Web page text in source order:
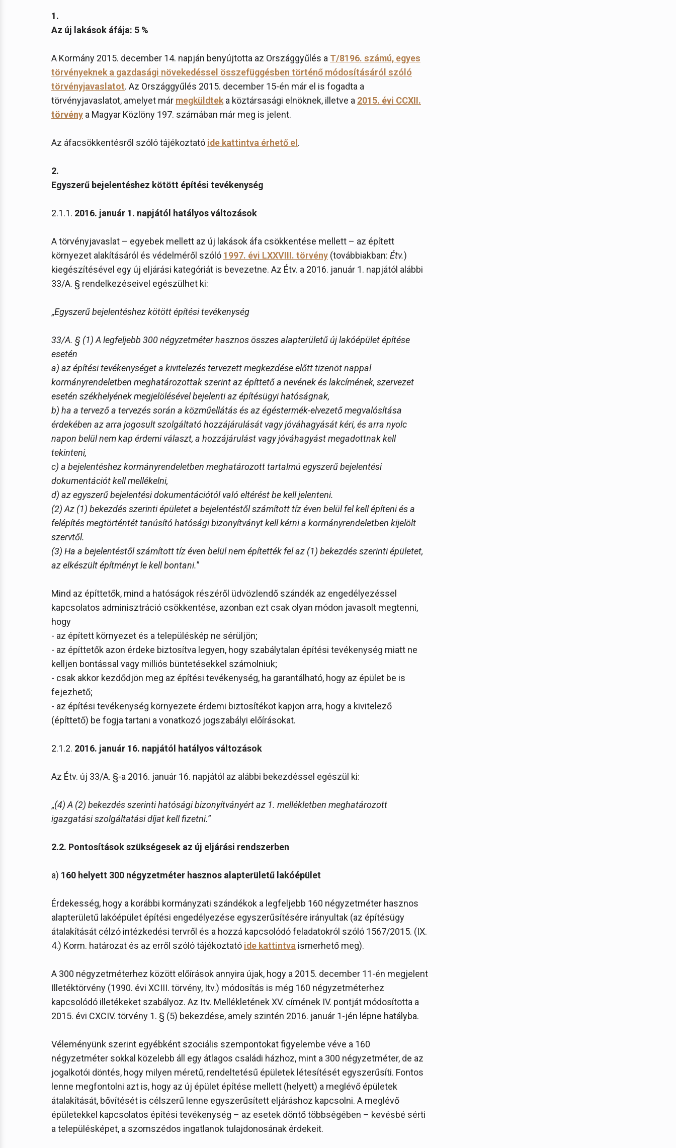
1.
Az új lakások áfája: 5 %
A Kormány 2015. december 14. napján benyújtotta az Országgyűlés a T/8196. számú, egyes
törvényeknek a gazdasági növekedéssel összefüggésben történő módosításáról szóló
törvényjavaslatot. Az Országgyűlés 2015. december 15-én már el is fogadta a
törvényjavaslatot, amelyet már megküldtek a köztársasági elnöknek, illetve a 2015. évi CCXII.
törvény a Magyar Közlöny 197. számában már meg is jelent.
Az áfacsökkentésről szóló tájékoztató ide kattintva érhető el .
2.
Egyszerű bejelentéshez kötött építési tevékenység
2.1.1. 2016. január 1. napjától hatályos változások
A törvényjavaslat – egyebek mellett az új lakások áfa csökkentése mellett – az épített
környezet alakításáról és védelméről szóló 1997. évi LXXVIII. törvény (továbbiakban: Étv.)
kiegészítésével egy új eljárási kategóriát is bevezetne. Az Étv. a 2016. január 1. napjától alábbi
33/A. § rendelkezéseivel egészülhet ki:
„Egyszerű bejelentéshez kötött építési tevékenység
33/A. § (1) A legfeljebb 300 négyzetméter hasznos összes alapterületű új lakóépület építése
esetén
a) az építési tevékenységet a kivitelezés tervezett megkezdése előtt tizenöt nappal
kormányrendeletben meghatározottak szerint az építtető a nevének és lakcímének, szervezet
esetén székhelyének megjelölésével bejelenti az építésügyi hatóságnak,
b) ha a tervező a tervezés során a közműellátás és az égéstermék-elvezető megvalósítása
érdekében az arra jogosult szolgáltató hozzájárulását vagy jóváhagyását kéri, és arra nyolc
napon belül nem kap érdemi választ, a hozzájárulást vagy jóváhagyást megadottnak kell
tekinteni,
c) a bejelentéshez kormányrendeletben meghatározott tartalmú egyszerű bejelentési
dokumentációt kell mellékelni,
d) az egyszerű bejelentési dokumentációtól való eltérést be kell jelenteni.
(2) Az (1) bekezdés szerinti épületet a bejelentéstől számított tíz éven belül fel kell építeni és a
felépítés megtörténtét tanúsító hatósági bizonyítványt kell kérni a kormányrendeletben kijelölt
szervtől.
(3) Ha a bejelentéstől számított tíz éven belül nem építették fel az (1) bekezdés szerinti épületet,
az elkészült építményt le kell bontani.”
Mind az építtetők, mind a hatóságok részéről üdvözlendő szándék az engedélyezéssel
kapcsolatos adminisztráció csökkentése, azonban ezt csak olyan módon javasolt megtenni,
hogy
- az épített környezet és a településkép ne sérüljön;
- az építtetők azon érdeke biztosítva legyen, hogy szabálytalan építési tevékenység miatt ne
kelljen bontással vagy milliós büntetésekkel számolniuk;
- csak akkor kezdődjön meg az építési tevékenység, ha garantálható, hogy az épület be is
fejezhető;
- az építési tevékenység környezete érdemi biztosítékot kapjon arra, hogy a kivitelező
(építtető) be fogja tartani a vonatkozó jogszabályi előírásokat.
2.1.2. 2016. január 16. napjától hatályos változások
Az Étv. új 33/A. §-a 2016. január 16. napjától az alábbi bekezdéssel egészül ki:
„(4) A (2) bekezdés szerinti hatósági bizonyítványért az 1. mellékletben meghatározott
igazgatási szolgáltatási díjat kell fizetni.”
2.2. Pontosítások szükségesek az új eljárási rendszerben
a) 160 helyett 300 négyzetméter hasznos alapterületű lakóépület
Érdekesség, hogy a korábbi kormányzati szándékok a legfeljebb 160 négyzetméter hasznos
alapterületű lakóépület építési engedélyezése egyszerűsítésére irányultak (az építésügy
átalakítását célzó intézkedési tervről és a hozzá kapcsolódó feladatokról szóló 1567/2015. (IX.
4.) Korm. határozat és az erről szóló tájékoztató ide kattintva ismerhető meg).
A 300 négyzetméterhez között előírások annyira újak, hogy a 2015. december 11-én megjelent
Illetéktörvény (1990. évi XCIII. törvény, Itv.) módosítás is még 160 négyzetméterhez
kapcsolódó illetékeket szabályoz. Az Itv. Mellékletének XV. címének IV. pontját módosította a
2015. évi CXCIV. törvény 1. § (5) bekezdése, amely szintén 2016. január 1-jén lépne hatályba.
Véleményünk szerint egyébként szociális szempontokat figyelembe véve a 160
négyzetméter sokkal közelebb áll egy átlagos családi házhoz, mint a 300 négyzetméter, de az
jogalkotói döntés, hogy milyen méretű, rendeltetésű épületek létesítését egyszerűsíti. Fontos
lenne megfontolni azt is, hogy az új épület építése mellett (helyett) a meglévő épületek
átalakítását, bővítését is célszerű lenne egyszerűsített eljáráshoz kapcsolni. A meglévő
épületekkel kapcsolatos építési tevékenység – az esetek döntő többségében – kevésbé sérti
a településképet, a szomszédos ingatlanok tulajdonosának érdekeit.